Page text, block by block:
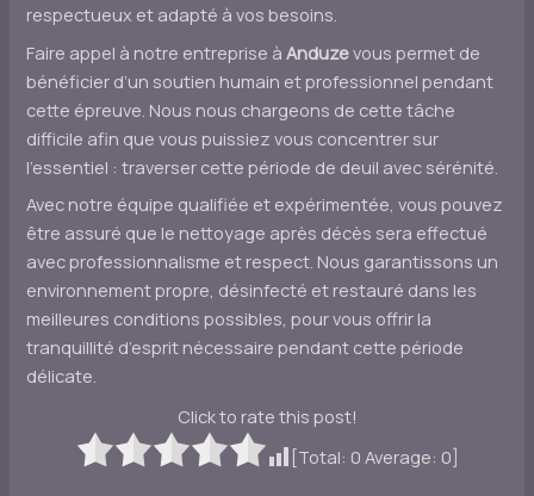
respectueux et adapté à vos besoins.
Faire appel à notre entreprise àAnduzevous permet de
bénéficier d’un soutien humain et professionnel pendant
cette épreuve. Nous nous chargeons de cette tâche
difficile afin que vous puissiez vous concentrer sur
l’essentiel : traverser cette période de deuil avec sérénité.
Avec notre équipe qualifiée et expérimentée, vous pouvez
être assuré que le nettoyage après décès sera effectué
avec professionnalisme et respect. Nous garantissons un
environnement propre, désinfecté et restauré dans les
meilleures conditions possibles, pour vous offrir la
tranquillité d’esprit nécessaire pendant cette période
délicate.
Click to rate this post!
[Total: 0 Average: 0]